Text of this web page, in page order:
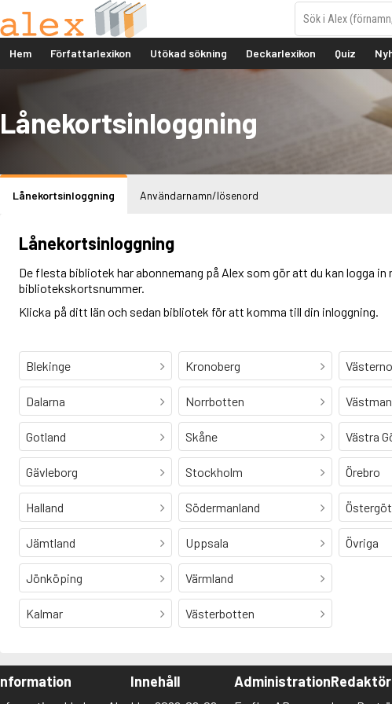
Hem Författarlexikon Utökad sökning Deckarlexikon Quiz
Lånekortsinloggning
Lånekortsinloggning Användarnamn/lösenord
Lånekortsinloggning
De flesta bibliotek har abonnemang på Alex som gör att du kan logga in
bibliotekskortsnummer.
Klicka på ditt län och sedan bibliotek för att komma till din inloggning.
Blekinge
Dalarna
Gotland
Gävleborg
Halland
Jämtland
Jönköping
Kalmar
Kronoberg
Norrbotten
Skåne
Stockholm
Södermanland
Uppsala
Värmland
Västerbotten
Västra
Örebro
Övriga
Innehåll Administration